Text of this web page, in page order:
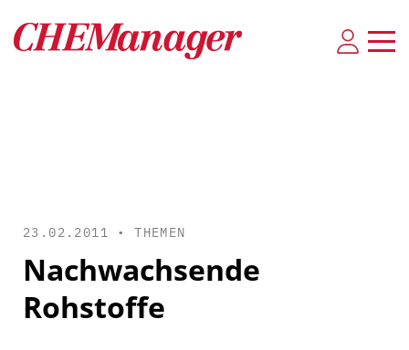
23.02.2011 •THEMEN
Nachwachsende
Rohstoffe